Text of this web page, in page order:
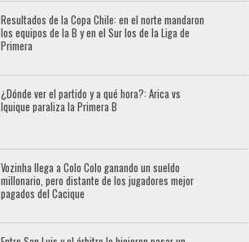
Resultados de la Copa Chile: en el norte mandaron
los equipos de la B y en el Sur los de la Liga de
Primera
¿Dónde ver el partido y a qué hora?: Arica vs
Iquique paraliza la Primera B
Vozinha llega a Colo Colo ganando un sueldo
millonario, pero distante de los jugadores mejor
pagados del Cacique